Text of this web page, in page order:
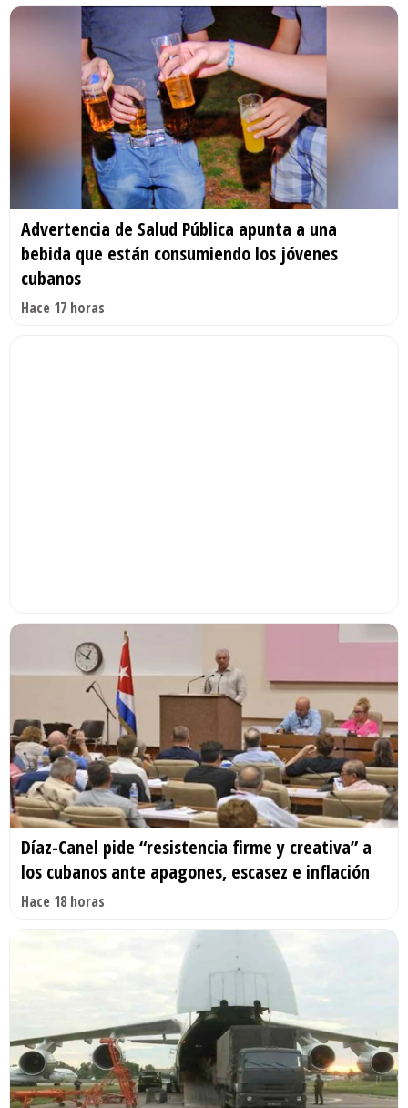
Advertencia de Salud Pública apunta a una
bebida que están consumiendo los jóvenes
cubanos
Hace 17 horas
Díaz-Canel pide “resistencia firme y creativa” a
los cubanos ante apagones, escasez e inflación
Hace 18 horas